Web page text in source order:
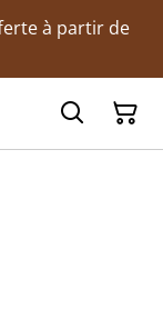
à partir de